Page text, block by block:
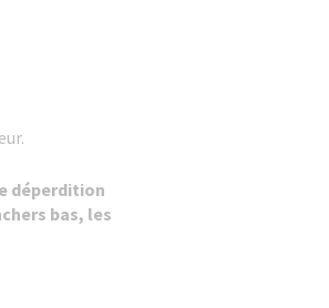
déperdition
bas, les